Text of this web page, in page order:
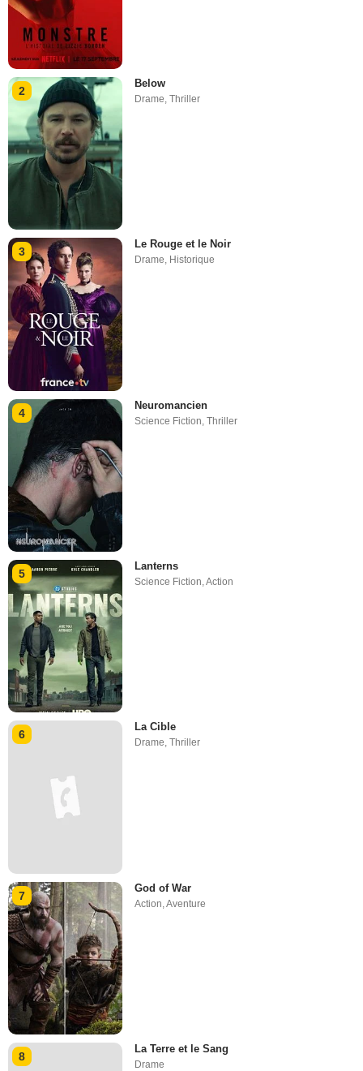
2
Below
Drame,Thriller
3
Le Rouge et le Noir
Drame, Historique
4
Neuromancien
Science Fiction ,Thriller
5
Lanterns
Science Fiction,Action
6
La Cible
Drame,Thriller
7
God of War
Action ,Aventure
8
La Terre et le Sang
Drame